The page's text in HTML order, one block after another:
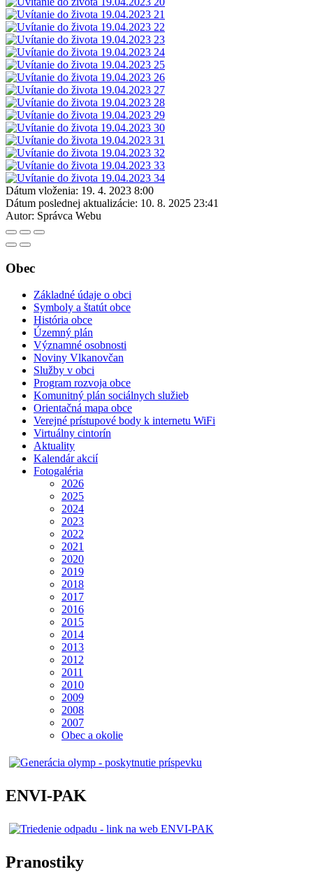
Dátum vloženia: 19. 4. 2023 8:00
Dátum poslednej aktualizácie: 10. 8. 2025 23:41
Autor: Správca Webu
Obec
Základné údaje o obci
Symboly a štatút obce
História obce
Územný plán
Významné osobnosti
Noviny Vlkanovčan
Služby v obci
Program rozvoja obce
Komunitný plán sociálnych služieb
Orientačná mapa obce
Verejné prístupové body k internetu WiFi
Virtuálny cintorín
Aktuality
Kalendár akcií
Fotogaléria
2026
2025
2024
2023
2022
2021
2020
2019
2018
2017
2016
2015
2014
2013
2012
2011
2010
2009
2008
2007
Obec a okolie
ENVI-PAK
Pranostiky